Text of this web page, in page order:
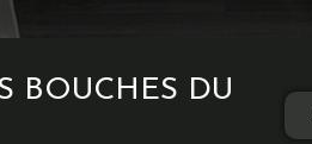
BOUCHES DU